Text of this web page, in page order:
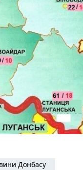
Донбасу